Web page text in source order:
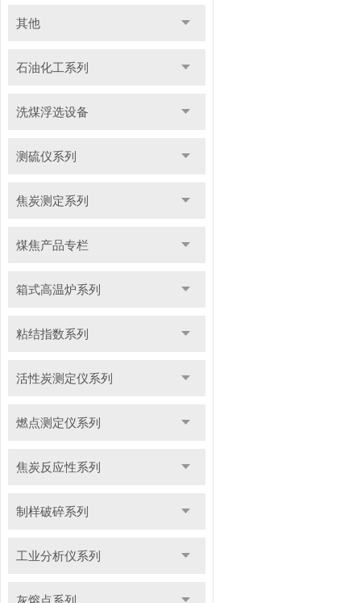
其他
石油化工系列
洗煤浮选设备
测硫仪系列
焦炭测定系列
煤焦产品专栏
箱式高温炉系列
粘结指数系列
活性炭测定仪系列
燃点测定仪系列
焦炭反应性系列
制样破碎系列
工业分析仪系列
灰熔点系列